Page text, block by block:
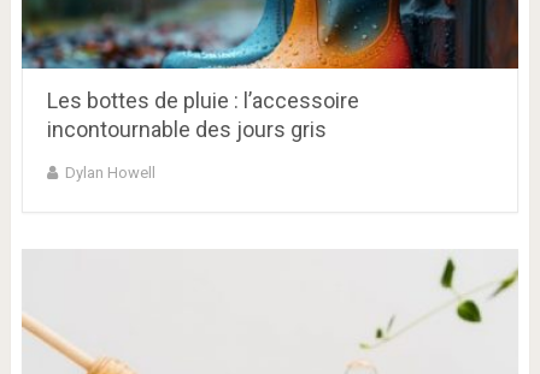
Les bottes de pluie : l’accessoire
incontournable des jours gris
Dylan Howell